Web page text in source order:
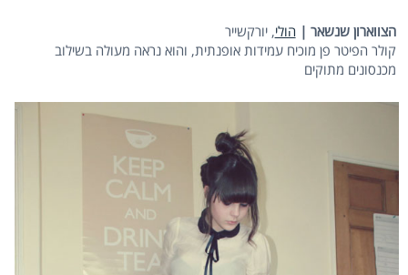
הצווארון שנשאר | הולי, יורקשייר
קולר הפיטר פן מוכיח עמידות אופנתית, והוא נראה מעולה בשילוב
מכנסונים מתוקים